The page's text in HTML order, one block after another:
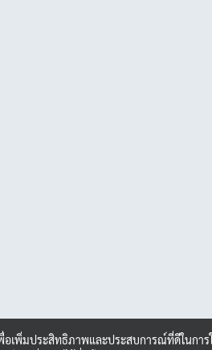
อเพิ่มประสิทธิภาพและประสบการณ์ที่ดีในการ